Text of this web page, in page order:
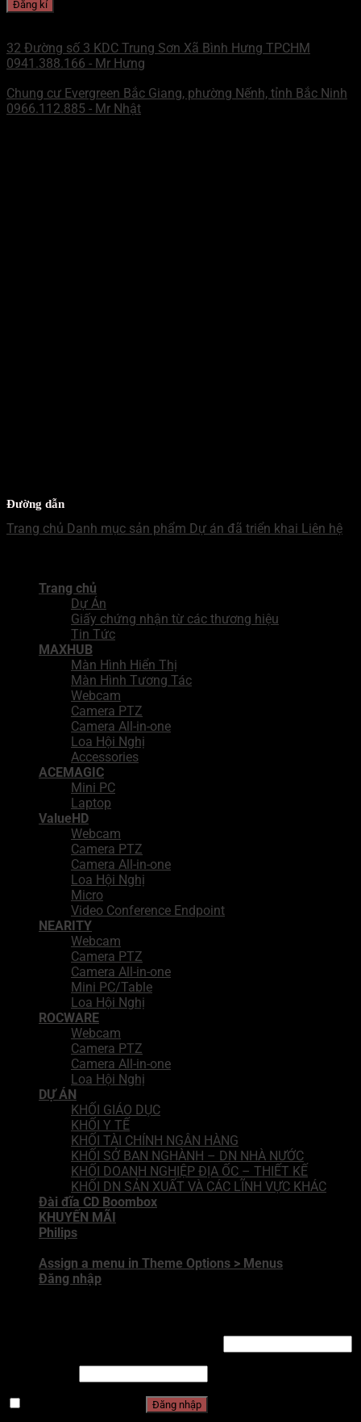
32 Đường số 3 KDC Trung Sơn Xã Bình Hưng TPCHM
0941.388.166 - Mr Hưng
Chung cư Evergreen Bắc Giang, phường Nếnh, tỉnh Bắc Ninh
0966.112.885 - Mr Nhật
Đường dẫn
Trang chủ Danh mục sản phẩm Dự án đã triển khai Liên hệ
Trang chủ
Dự Án
Giấy chứng nhận từ các thương hiệu
Tin Tức
MAXHUB
Màn Hình Hiển Thị
Màn Hình Tương Tác
Webcam
Camera PTZ
Camera All-in-one
Loa Hội Nghị
Accessories
ACEMAGIC
Mini PC
Laptop
ValueHD
Webcam
Camera PTZ
Camera All-in-one
Loa Hội Nghị
Micro
Video Conference Endpoint
NEARITY
Webcam
Camera PTZ
Camera All-in-one
Mini PC/Table
Loa Hội Nghị
ROCWARE
Webcam
Camera PTZ
Camera All-in-one
Loa Hội Nghị
DỰ ÁN
KHỐI GIÁO DỤC
KHỐI Y TẾ
KHỐI TÀI CHÍNH NGÂN HÀNG
KHỐI SỞ BAN NGHÀNH – DN NHÀ NƯỚC
KHỐI DOANH NGHIỆP ĐỊA ỐC – THIẾT KẾ
KHỐI DN SẢN XUẤT VÀ CÁC LĨNH VỰC KHÁC
Đài đĩa CD Boombox
KHUYẾN MÃI
Philips
Assign a menu in Theme Options > Menus
Đăng nhập
Đăng nhập